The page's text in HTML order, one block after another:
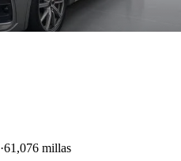
61,076 millas